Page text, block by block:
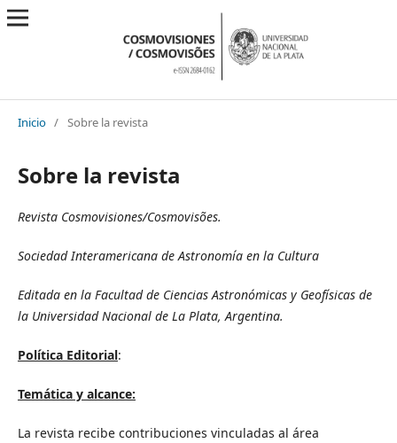
Inicio / Sobre la revista
Sobre la revista
Revista Cosmovisiones/Cosmovisões.
Sociedad Interamericana de Astronomía en la Cultura
Editada en la Facultad de Ciencias Astronómicas y Geofísicas de
la Universidad Nacional de La Plata, Argentina.
Política Editorial:
Temática y alcance:
La revista recibe contribuciones vinculadas al área